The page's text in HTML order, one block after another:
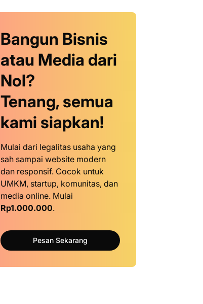
Bangun Bisnis
atau Media dari
Nol?
Tenang, semua
kami siapkan!
Mulai dari legalitas usaha yang
sah sampai website modern
dan responsif. Cocok untuk
UMKM, startup, komunitas, dan
media online. Mulai
Rp1.000.000.
Pesan Sekarang